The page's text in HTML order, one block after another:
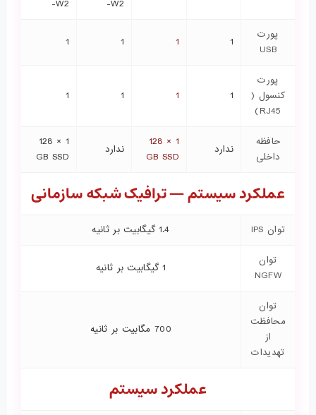
-W2
-W2
پورت
USB
1
1
1
1
پورت
کنسول (
RJ45)
1
1
1
1
حافظه
داخلی
ندارد
1 × 128
GB SSD
ندارد
1 × 128
GB SSD
عملکرد سیستم — ترافیک شبکه سازمانی
توان IPS 1.4 گیگابیت بر ثانیه
توان
NGFW
1 گیگابیت بر ثانیه
توان
محافظت
از
تهدیدات
700 مگابیت بر ثانیه
عملکرد سیستم